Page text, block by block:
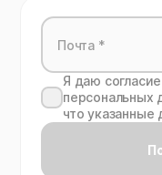
Я даю
персональных
что